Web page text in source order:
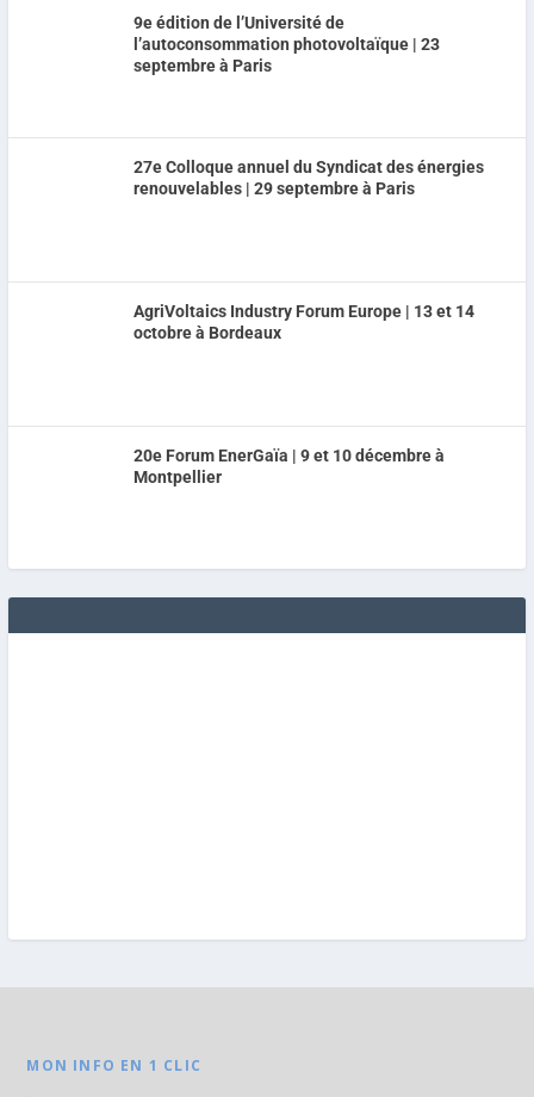
9e édition de l’Université de
l’autoconsommation photovoltaïque | 23
septembre à Paris
27e Colloque annuel du Syndicat des énergies
renouvelables | 29 septembre à Paris
AgriVoltaics Industry Forum Europe | 13 et 14
octobre à Bordeaux
20e Forum EnerGaïa | 9 et 10 décembre à
Montpellier
MON INFO EN 1 CLIC